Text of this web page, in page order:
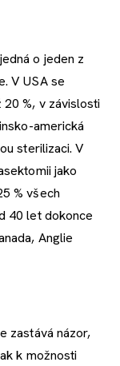
o jeden z
V USA se
%, v závislosti
americká
sterilizaci. V
jako
% všech
40 let dokonce
Anglie
zastává názor,
k možnosti